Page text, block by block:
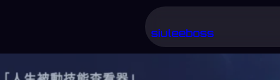
主
要
siuleeboss